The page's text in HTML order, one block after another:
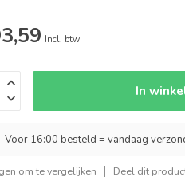
Incl. btw
In
Voor 16:00 besteld = vandaag
om te vergelijken Deel dit